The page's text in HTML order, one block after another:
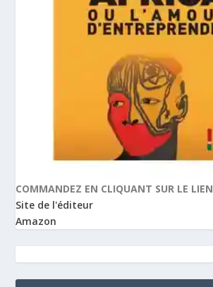
COMMANDEZ EN CLIQUANT SUR LE LIEN
Site de l'éditeur
Amazon